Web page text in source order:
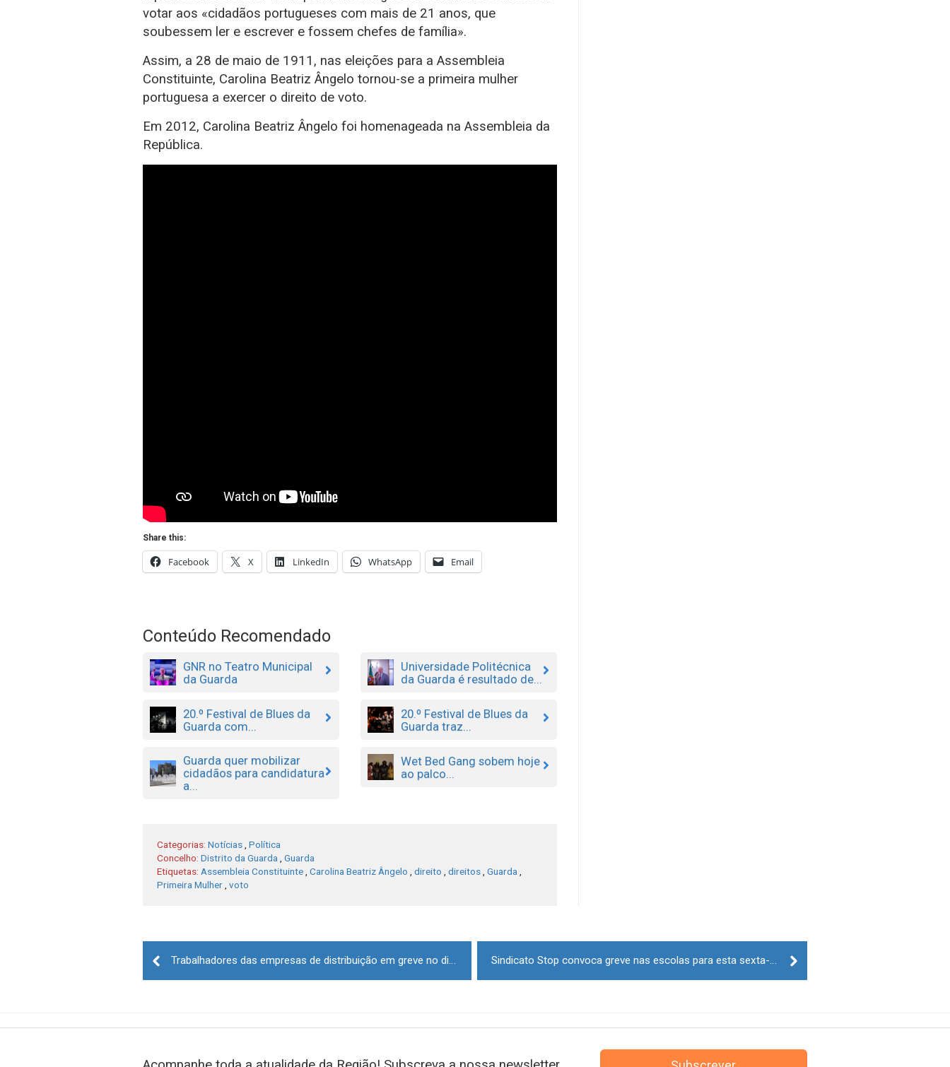
votar aos «cidadãos portugueses com mais de 21 anos, que
soubessem ler e escrever e fossem chefes de família».
Assim, a 28 de maio de 1911, nas eleições para a Assembleia
Constituinte, Carolina Beatriz Ângelo tornou-se a primeira mulher
portuguesa a exercer o direito de voto.
Em 2012, Carolina Beatriz Ângelo foi homenageada na Assembleia da
República.
Share this:
Facebook X LinkedIn WhatsApp Email
Conteúdo Recomendado
GNR no Teatro Municipal
da Guarda
Universidade Politécnica
da Guarda é resultado de...
20.º Festival de Blues da
Guarda com...
20.º Festival de Blues da
Guarda traz...
Guarda quer mobilizar
cidadãos para candidatura
a...
Wet Bed Gang sobem hoje
ao palco...
Categorias: Notícias, Política
Concelho: Distrito da Guarda, Guarda
Etiquetas: Assembleia Constituinte, Carolina Beatriz Ângelo , direito , direitos, Guarda,
Primeira Mulher, voto
navigation
Trabalhadores das empresas de distribuição em greve no dia 27 de março Sindicato Stop convoca greve nas escolas para esta sexta-feira